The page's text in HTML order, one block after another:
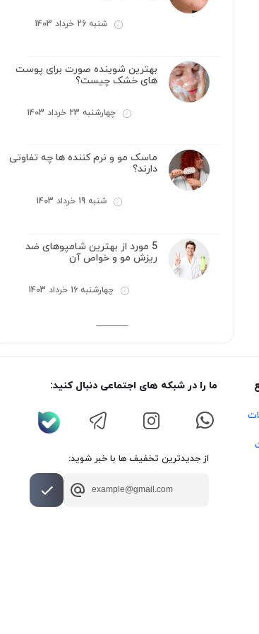
شنبه 26 خرداد 1403
بهترین شوینده صورت برای پوست
های خشک چیست؟
چهارشنبه 23 خرداد 1403
ماسک مو و نرم کننده ها چه تفاوتی
دارند؟
شنبه 19 خرداد 1403
5 مورد از بهترین شامپوهای ضد
ریزش مو و خواص آن
چهارشنبه 16 خرداد 1403
ما را در شبکه های اجتماعی دنبال کنید:
از جدیدترین تخفیف ها با خبر شوید: